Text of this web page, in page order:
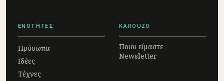
ΕΝΟΤΗΤΕΣ
Πρόσωπα
Ιδέες
Τέχνες
KAROUZO
Ποιοι είμαστε
Newsletter